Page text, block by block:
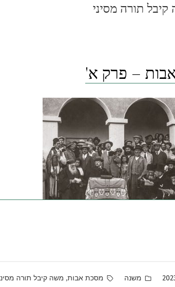
תורה מסיני
– פרק א'
Posted
משנה Tags:
מסכת אבות, משה קיבל תורה